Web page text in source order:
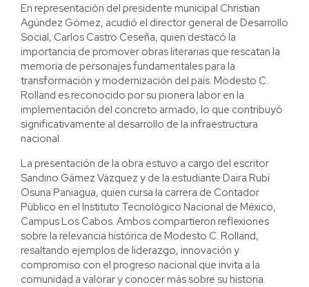
En representación del presidente municipal Christian
Agúndez Gómez, acudió el director general de Desarrollo
Social, Carlos Castro Ceseña, quien destacó la
importancia de promover obras literarias que rescatan la
memoria de personajes fundamentales para la
transformación y modernización del país. Modesto C.
Rolland es reconocido por su pionera labor en la
implementación del concreto armado, lo que contribuyó
significativamente al desarrollo de la infraestructura
nacional.
La presentación de la obra estuvo a cargo del escritor
Sandino Gámez Vázquez y de la estudiante Daira Rubí
Osuna Paniagua, quien cursa la carrera de Contador
Público en el Instituto Tecnológico Nacional de México,
Campus Los Cabos. Ambos compartieron reflexiones
sobre la relevancia histórica de Modesto C. Rolland,
resaltando ejemplos de liderazgo, innovación y
compromiso con el progreso nacional que invita a la
comunidad a valorar y conocer más sobre su historia.